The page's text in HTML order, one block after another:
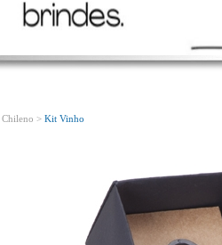
Chileno > Kit Vinho